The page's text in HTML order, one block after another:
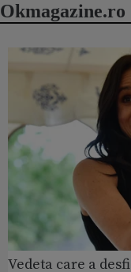
Okmagazine.ro
Vedeta care a